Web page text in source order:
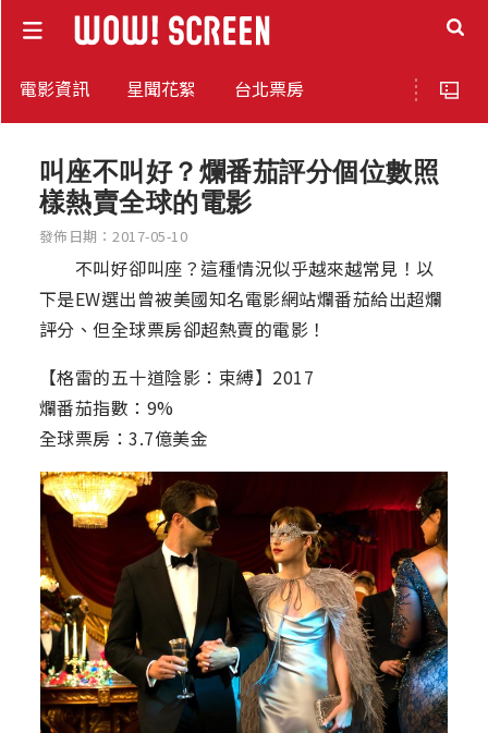
電影資訊 星聞花絮 台北票房
叫座不叫好？爛番茄評分個位數照
樣熱賣全球的電影
發佈日期：2017-05-10
不叫好卻叫座？這種情況似乎越來越常見！以
下是EW選出曾被美國知名電影網站爛番茄給出超爛
評分、但全球票房卻超熱賣的電影！
【格雷的五十道陰影：束縛】2017
爛番茄指數：9%
全球票房：3.7億美金